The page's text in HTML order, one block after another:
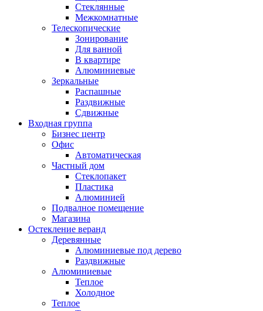
Стеклянные
Межкомнатные
Телескопические
Зонирование
Для ванной
В квартире
Алюминиевые
Зеркальные
Распашные
Раздвижные
Сдвижные
Входная группа
Бизнес центр
Офис
Автоматическая
Частный дом
Стеклопакет
Пластика
Алюминией
Подвалное помещение
Магазина
Остекление веранд
Деревянные
Алюминиевые под дерево
Раздвижные
Алюминиевые
Теплое
Холодное
Теплое